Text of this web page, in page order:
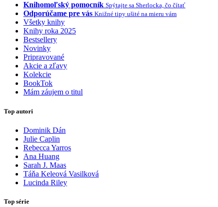
Knihomoľský pomocník Spýtajte sa Sherlocka, čo čítať
Odporúčame pre vás Knižné tipy ušité na mieru vám
Všetky knihy
Knihy roka 2025
Bestsellery
Novinky
Pripravované
Akcie a zľavy
Kolekcie
BookTok
Mám záujem o titul
Top autori
Dominik Dán
Julie Caplin
Rebecca Yarros
Ana Huang
Sarah J. Maas
Táňa Keleová Vasilková
Lucinda Riley
Top série